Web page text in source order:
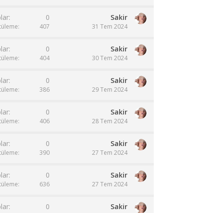
0
407
Sakir
31 Tem 2024
0
404
Sakir
30 Tem 2024
0
386
Sakir
29 Tem 2024
0
406
Sakir
28 Tem 2024
0
390
Sakir
27 Tem 2024
0
636
Sakir
27 Tem 2024
0 Sakir